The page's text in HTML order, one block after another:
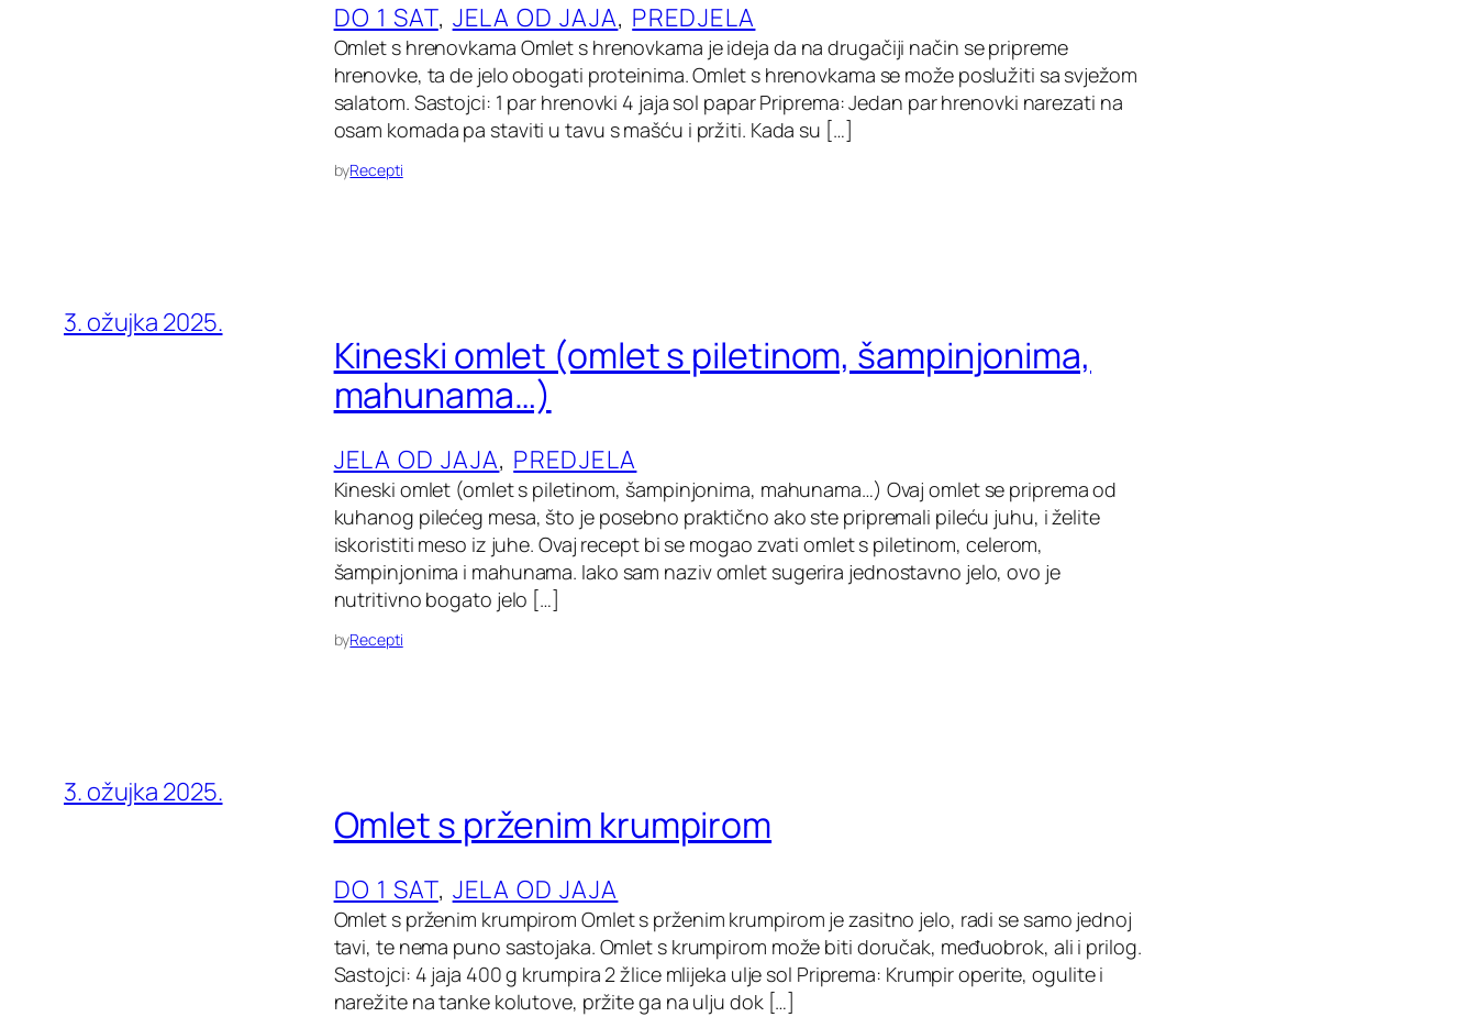
DO 1 SAT, JELA OD JAJA, PREDJELA
Omlet s hrenovkama Omlet s hrenovkama je ideja da na drugačiji način se pripreme
hrenovke, ta de jelo obogati proteinima. Omlet s hrenovkama se može poslužiti sa svježom
salatom. Sastojci: 1 par hrenovki 4 jaja sol papar Priprema: Jedan par hrenovki narezati na
osam komada pa staviti u tavu s mašću i pržiti. Kada su […]
byRecepti
3. ožujka 2025.
Kineski omlet (omlet s piletinom, šampinjonima,
mahunama…)
JELA OD JAJA, PREDJELA
Kineski omlet (omlet s piletinom, šampinjonima, mahunama…) Ovaj omlet se priprema od
kuhanog pilećeg mesa, što je posebno praktično ako ste pripremali pileću juhu, i želite
iskoristiti meso iz juhe. Ovaj recept bi se mogao zvati omlet s piletinom, celerom,
šampinjonima i mahunama. Iako sam naziv omlet sugerira jednostavno jelo, ovo je
nutritivno bogato jelo […]
byRecepti
3. ožujka 2025.
Omlet s prženim krumpirom
DO 1 SAT, JELA OD JAJA
Omlet s prženim krumpirom Omlet s prženim krumpirom je zasitno jelo, radi se samo jednoj
tavi, te nema puno sastojaka. Omlet s krumpirom može biti doručak, međuobrok, ali i prilog.
Sastojci: 4 jaja 400 g krumpira 2 žlice mlijeka ulje sol Priprema: Krumpir operite, ogulite i
narežite na tanke kolutove, pržite ga na ulju dok […]